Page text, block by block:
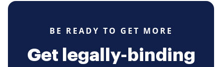
BE READY TO GET MORE
Get legally-binding